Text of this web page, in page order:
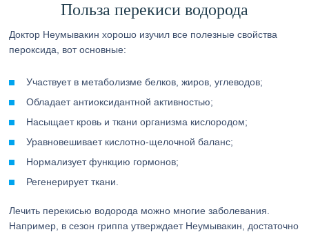
Польза перекиси водорода
Доктор Неумывакин хорошо изучил все полезные свойства
пероксида, вот основные:
Участвует в метаболизме белков, жиров, углеводов;
Обладает антиоксидантной активностью;
Насыщает кровь и ткани организма кислородом;
Уравновешивает кислотно-щелочной баланс;
Нормализует функцию гормонов;
Регенерирует ткани.
Лечить перекисью водорода можно многие заболевания.
Например, в сезон гриппа утверждает Неумывакин, достаточно